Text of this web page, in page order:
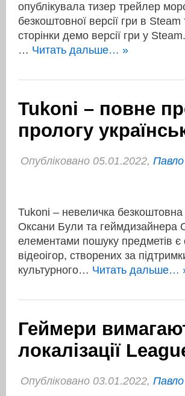
опублікувала тизер трейлер
безкоштовної версії гри в
сторінки демо версії гри у
… Читать дальше… »
Tukoni – повне
прологу
Опубліковано 05.01.2022, Павло
Tukoni – невеличка
Оксани Були та геймдизайнера
елементами пошуку предметів
відеоігор, створених за
культурного… Читать дальше…
Геймери
локалізації
Опубліковано 03.01.2022, Павло